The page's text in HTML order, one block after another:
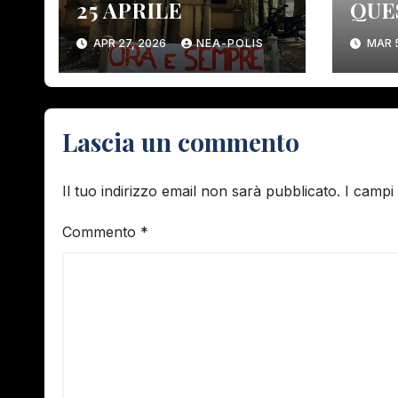
25 APRILE
APR 27, 2026 NEA-POLIS MAR
Lascia un commento
Il tuo indirizzo email non sarà pubblicato. I
Commento *